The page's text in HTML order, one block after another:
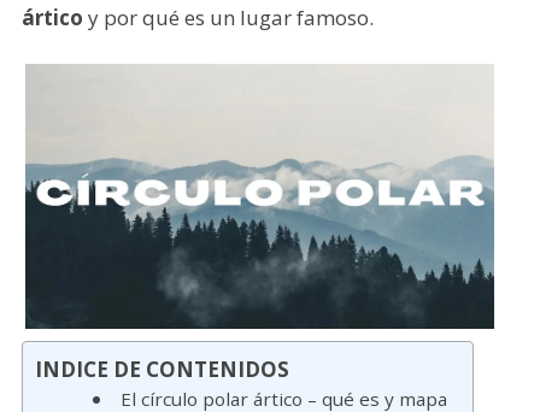
ártico y por qué es un lugar famoso.
INDICE DE CONTENIDOS
El círculo polar ártico – qué es y mapa